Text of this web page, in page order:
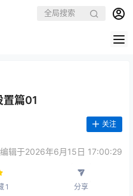
篇01
关注
编辑于2026年6月15日 17:00:29
1 分享